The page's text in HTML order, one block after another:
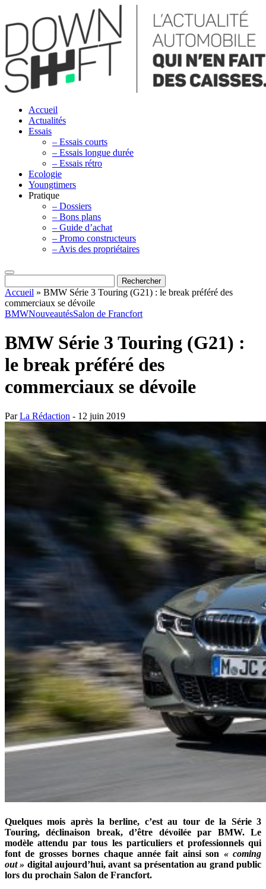
Accueil
Actualités
Essais
– Essais courts
– Essais longue durée
– Essais rétro
Ecologie
Youngtimers
Pratique
– Dossiers
– Bons plans
– Guide d’achat
– Promo constructeurs
– Avis des propriétaires
Accueil » BMW Série 3 Touring (G21) : le break préféré des
commerciaux se dévoile
BMWNouveautésSalon de Francfort
BMW Série 3 Touring (G21) :
le break préféré des
commerciaux se dévoile
ParLa Rédaction - 12 juin 2019
Quelques mois après la berline, c’est au tour de la Série 3
Touring, déclinaison break, d’être dévoilée par BMW. Le
modèle attendu par tous les particuliers et professionnels qui
font de grosses bornes chaque année fait ainsi son « coming
out » digital aujourd’hui, avant sa présentation au grand public
lors du prochain Salon de Francfort.